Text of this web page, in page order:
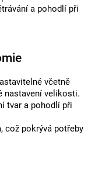
a pohodlí při
včetně
nastavení velikosti.
tvar a pohodlí při
což pokrývá potřeby